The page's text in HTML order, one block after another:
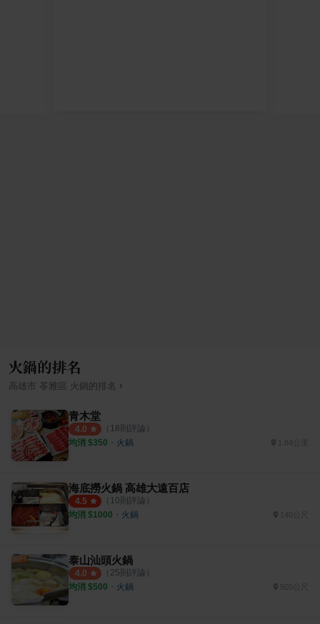
火鍋的排名
高雄市 苓雅區 火鍋的排名 ›
青木堂
4.0 （ 18則評論）
均消 $350 ・ 火鍋 1.84公里
海底撈火鍋 高雄大遠百店
4.5 （ 10則評論）
均消 $1000 ・ 火鍋 140公尺
泰山汕頭火鍋
4.0 （ 25則評論）
均消 $500 ・ 火鍋 505公尺